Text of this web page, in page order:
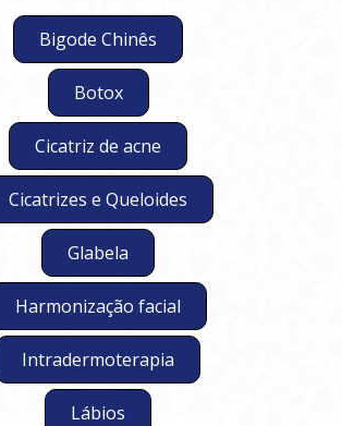
Bigode Chinês
Botox
Cicatriz de acne
Cicatrizes e Queloides
Glabela
Harmonização facial
Intradermoterapia
Lábios